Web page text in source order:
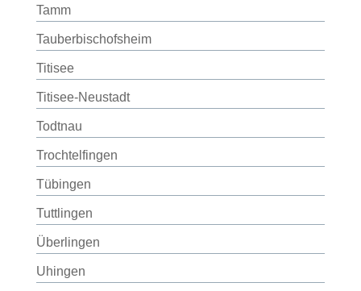
Tamm
Tauberbischofsheim
Titisee
Titisee-Neustadt
Todtnau
Trochtelfingen
Tübingen
Tuttlingen
Überlingen
Uhingen